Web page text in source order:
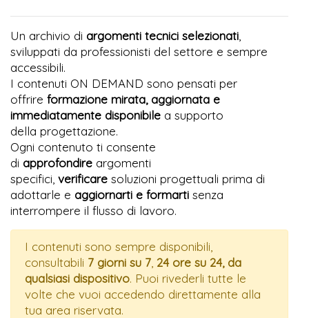
Un archivio di argomenti tecnici selezionati
sviluppati da professionisti del settore e sempre
accessibili.
I contenuti ON DEMAND sono pensati per
offrire formazione mirata, aggiornata e
immediatamente disponibile a supporto
della progettazione.
Ogni contenuto ti consente
di approfondire argomenti
specifici, verificare soluzioni progettuali prima di
adottarle e aggiornarti e formarti senza
interrompere il flusso di lavoro.
I contenuti sono sempre disponibili,
consultabili 7 giorni su 7 24 ore su 24, da
qualsiasi dispositivo. Puoi rivederli tutte le
volte che vuoi accedendo direttamente alla
tua area riservata.